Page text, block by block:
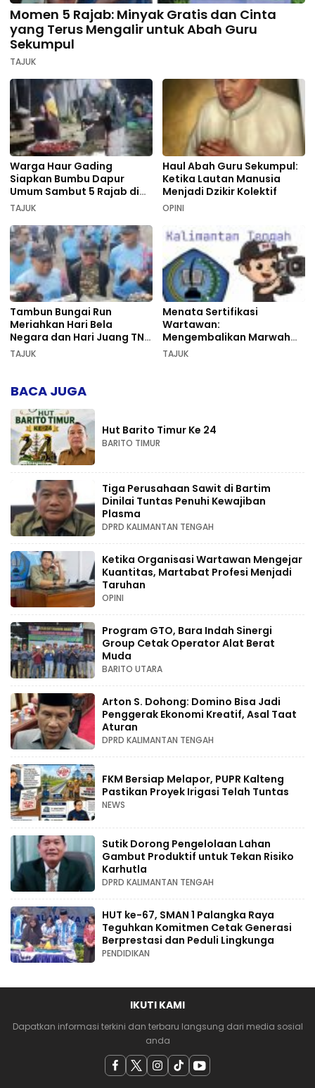
Momen 5 Rajab: Minyak Gratis dan Cinta
yang Terus Mengalir untuk Abah Guru
Sekumpul
TAJUK
Warga Haur Gading
Siapkan Bumbu Dapur
Umum Sambut 5 Rajab di
Sekumpul
TAJUK
Haul Abah Guru Sekumpul:
Ketika Lautan Manusia
Menjadi Dzikir Kolektif
OPINI
Tambun Bungai Run
Meriahkan Hari Bela
Negara dan Hari Juang TNI
AD di Palangka Raya
TAJUK
Menata Sertifikasi
Wartawan:
Mengembalikan Marwah
Pers dan Keadilan
TAJUK
BACA JUGA
Hut Barito Timur Ke 24
BARITO TIMUR
Tiga Perusahaan Sawit di Bartim
Dinilai Tuntas Penuhi Kewajiban
Plasma
DPRD KALIMANTAN TENGAH
Ketika Organisasi Wartawan Mengejar
Kuantitas, Martabat Profesi Menjadi
Taruhan
OPINI
Program GTO, Bara Indah Sinergi
Group Cetak Operator Alat Berat
Muda
BARITO UTARA
Arton S. Dohong: Domino Bisa Jadi
Penggerak Ekonomi Kreatif, Asal Taat
Aturan
DPRD KALIMANTAN TENGAH
FKM Bersiap Melapor, PUPR Kalteng
Pastikan Proyek Irigasi Telah Tuntas
NEWS
Sutik Dorong Pengelolaan Lahan
Gambut Produktif untuk Tekan Risiko
Karhutla
DPRD KALIMANTAN TENGAH
HUT ke-67, SMAN 1 Palangka Raya
Teguhkan Komitmen Cetak Generasi
Berprestasi dan Peduli Lingkunga
PENDIDIKAN
IKUTI KAMI
Dapatkan informasi terkini dan terbaru langsung dari media sosial
anda